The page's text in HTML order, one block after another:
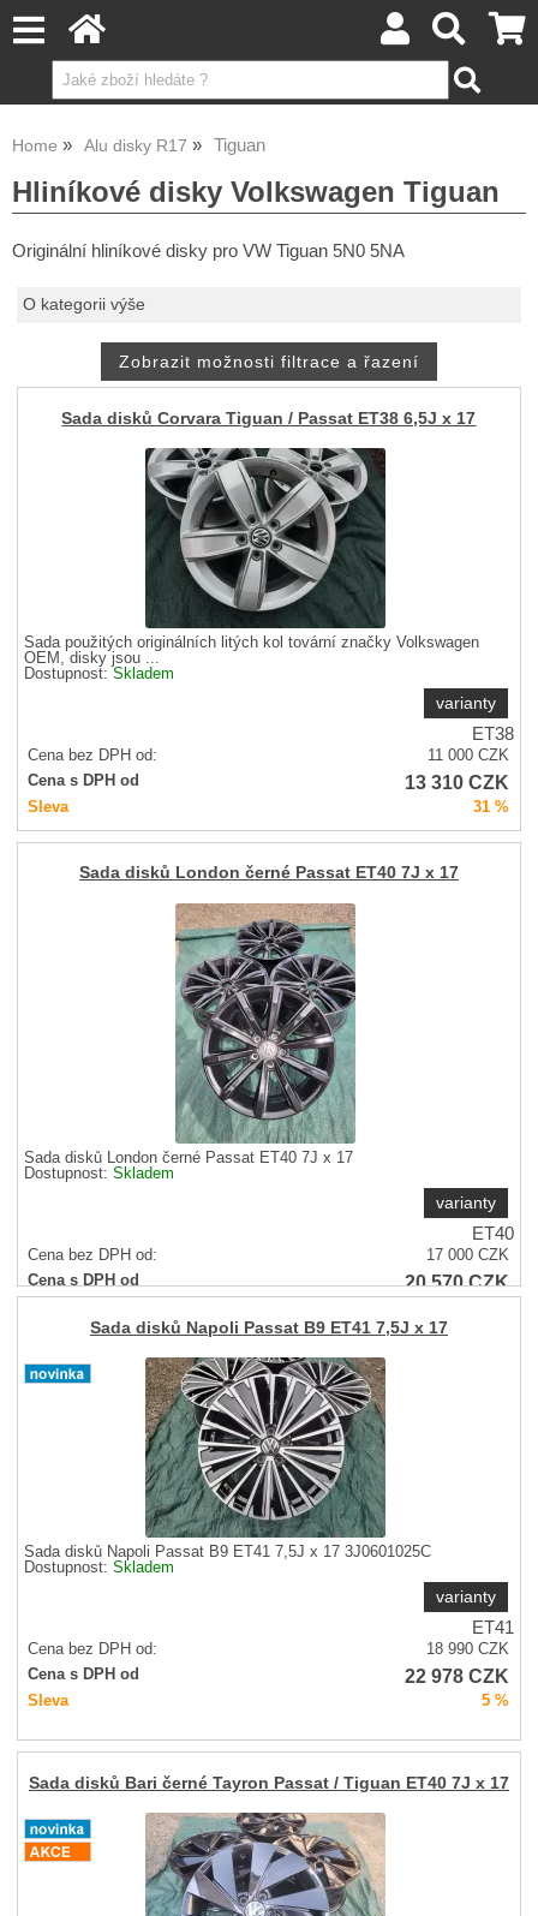
Home Alu disky R17 Tiguan
Hliníkové disky Volkswagen Tiguan
Originální hliníkové disky pro VW Tiguan 5N0 5NA
O kategorii výše
Sada disků Corvara Tiguan / Passat ET38 6,5J x 17
Sada použitých originálních litých kol tovární značky Volkswagen
OEM, disky jsou ...
Dostupnost:Skladem
varianty
ET38
Cena bez DPH od: 11 000CZK
Cena s DPH od
13 310CZK
Sleva 31 %
Sada disků London černé Passat ET40 7J x 17
Sada disků London černé Passat ET40 7J x 17
Dostupnost:Skladem
varianty
ET40
Cena bez DPH od: 17 000CZK
Cena s DPH od
20 570CZK
Sada disků Napoli Passat B9 ET41 7,5J x 17
Sada disků Napoli Passat B9 ET41 7,5J x 17 3J0601025C
Dostupnost:Skladem
varianty
ET41
Cena bez DPH od: 18 990CZK
Cena s DPH od
22 978CZK
Sleva 5 %
Sada disků Bari černé Tayron Passat / Tiguan ET40 7J x 17